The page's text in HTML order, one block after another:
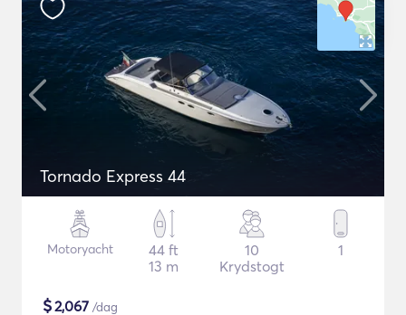
Tornado Express 44
Motoryacht
44 ft
13 m
10
Krydstogt
1
$2,067 /dag